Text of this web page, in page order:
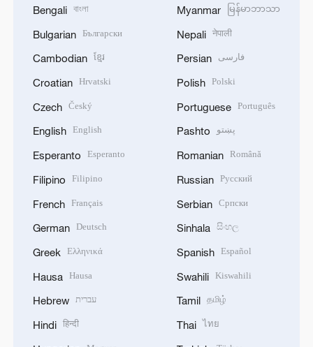
Bengali বাংলা
Bulgarian Български
Cambodian ខ្មែរ
Croatian Hrvatski
Czech Český
English English
Esperanto Esperanto
Filipino Filipino
French Français
German Deutsch
Greek Ελληνικά
Hausa Hausa
Hebrew עברית
Hindi हिन्दी
Myanmar မြန်မာဘာသာ
Nepali नेपाली
Persian فارسی
Polish Polski
Portuguese Português
Pashto پښتو
Romanian Română
Russian Русский
Serbian Српски
Sinhala සිංහල
Spanish Español
Swahili Kiswahili
Tamil தமிழ்
Thai ไทย